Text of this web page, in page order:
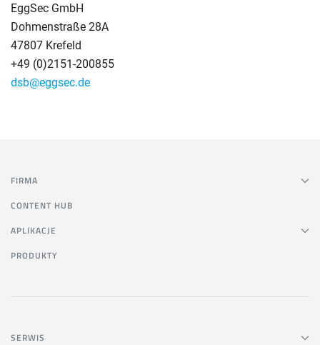
EggSec GmbH
Dohmenstraße 28A
47807 Krefeld
+49 (0)2151-200855
dsb@eggsec.de
FIRMA
CONTENT HUB
APLIKACJE
PRODUKTY
SERWIS